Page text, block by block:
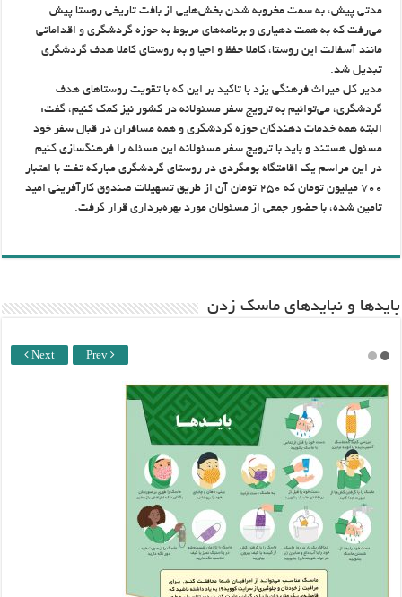
مدتی پیش، به سمت مخروبه شدن بخش‌هایی از بافت تاریخی روستا پیش
می‌رفت که به همت دهیاری و برنامه‌های مربوط به حوزه گردشگری و اقداماتی
مانند آسفالت این روستا، کاملا حفظ و احیا و به روستای کاملا هدف گردشگری
تبدیل شد.
مدیر کل میراث فرهنگی یزد با تاکید بر این که با تقویت روستاهای هدف
گردشگری، می‌توانیم به ترویج سفر مسئولانه در کشور نیز کمک کنیم، گفت:
البته همه خدمات دهندگان حوزه گردشگری و همه مسافران در قبال سفر خود
مسئول هستند و باید با ترویج سفر مسئولانه این مسئله را فرهنگسازی کنیم.
در این مراسم یک اقامتگاه بومگردی در روستای گردشگری مبارکه تفت با اعتبار
۷۰۰ میلیون تومان که ۲۵۰ تومان آن از طریق تسهیلات صندوق کارآفرینی امید
تامین شده، با حضور جمعی از مسئولان مورد بهره‌برداری قرار گرفت.
باید‌ها و نبایدهای ماسک زدن
Next Prev